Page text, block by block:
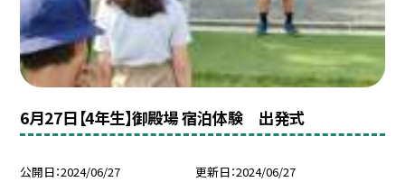
6月27日【4年生】御殿場 宿泊体験 出発式
公開日 2024/06/27 更新日 2024/06/27